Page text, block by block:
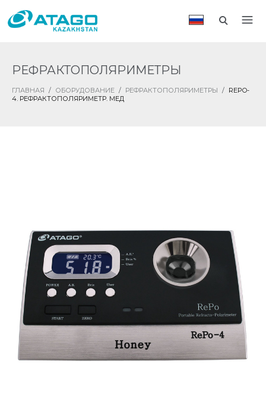
РЕФРАКТОПОЛЯРИМЕТРЫ
ГЛАВНАЯ / ОБОРУДОВАНИЕ / РЕФРАКТОПОЛЯРИМЕТРЫ / REPO-
4. РЕФРАКТОПОЛЯРИМЕТР. МЕД